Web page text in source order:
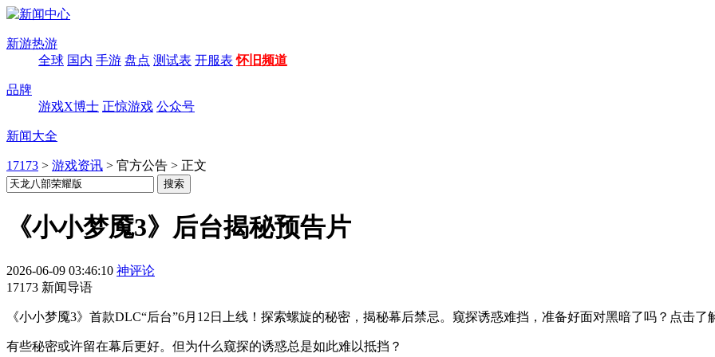
新游热游
全球 国内 手游 盘点 测试表 开服表 怀旧频道
品牌
游戏X博士 正惊游戏 公众号
新闻大全
17173 > 游戏资讯 > 官方公告 > 正文
《小小梦魇3》后台揭秘预告片
2026-06-09 03:46:10 神评论
17173 新闻导语
《小小梦魇3》首款DLC“后台”6月12日上线！探索螺旋的秘密，揭秘幕后禁忌。窥探诱惑难挡，准备好面对黑暗了吗？点击了
有些秘密或许留在幕后更好。但为什么窥探的诱惑总是如此难以抵挡？